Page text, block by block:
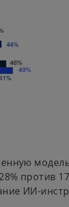
против
ИИ-